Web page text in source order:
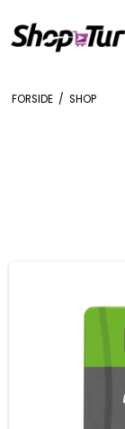
FORSIDE / SHOP